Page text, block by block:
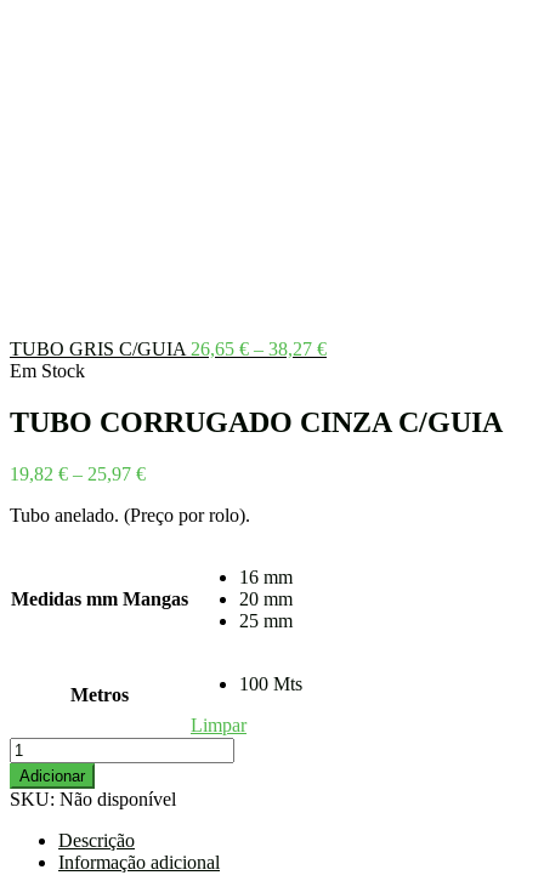
TUBO GRIS C/GUIA 26,65 € – 38,27 €Price
through
38,27 €
Em Stock
TUBO CORRUGADO CINZA C/GUIA
19,82 € – 25,97 €Price
19,82 €
Tubo anelado. (Preço por rolo).
Medidas mm Mangas
16 mm
20 mm
25 mm
Metros
100 Mts
Limpar
Quantidade
de
TUBO
CORRUGADO
CINZA
C/GUIA
Adicionar
SKU: Não disponível
Descrição
Informação adicional